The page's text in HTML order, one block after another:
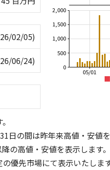
02/05)
06/24)
05/01
0
500
1,000
1,500
2,000
日の間は昨年来高値・安値
の高値・安値を表示します。
優先市場にて表示いたします